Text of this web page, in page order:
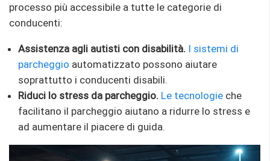
processo più accessibile a tutte le categorie di
conducenti:
Assistenza agli autisti con disabilità. I sistemi di
parcheggio automatizzato possono aiutare
soprattutto i conducenti disabili.
Riduci lo stress da parcheggio. Le tecnologie che
facilitano il parcheggio aiutano a ridurre lo stress e
ad aumentare il piacere di guida.